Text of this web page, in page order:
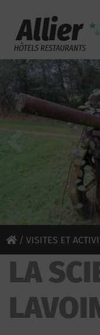
/ VISITES ET
LA